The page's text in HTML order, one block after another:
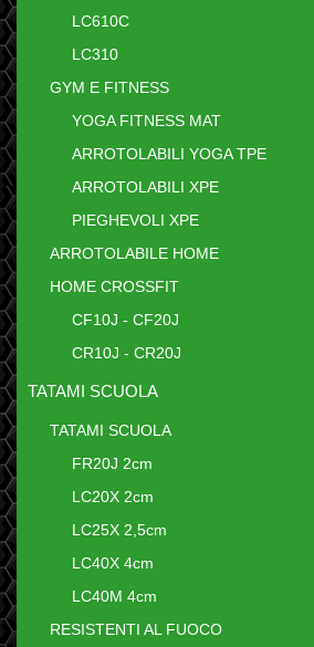
LC610C
LC310
GYM E FITNESS
YOGA FITNESS MAT
ARROTOLABILI YOGA TPE
ARROTOLABILI XPE
PIEGHEVOLI XPE
ARROTOLABILE HOME
HOME CROSSFIT
CF10J - CF20J
CR10J - CR20J
TATAMI SCUOLA
TATAMI SCUOLA
FR20J 2cm
LC20X 2cm
LC25X 2,5cm
LC40X 4cm
LC40M 4cm
RESISTENTI AL FUOCO